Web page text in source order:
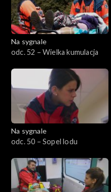
Na sygnale
odc. 52 – Wielka kumulacja
Na sygnale
odc. 50 – Sopel lodu